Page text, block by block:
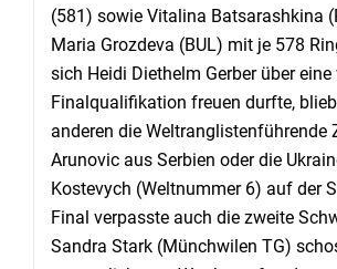
(581) sowie Vitalina Batsarashkina
Maria Grozdeva (BUL) mit je 578
sich Heidi Diethelm Gerber über eine
Finalqualifikation freuen durfte,
anderen die Weltranglistenführende
Arunovic aus Serbien oder die
Kostevych (Weltnummer 6) auf der
Final verpasste auch die zweite
Sandra Stark (Münchwilen TG)